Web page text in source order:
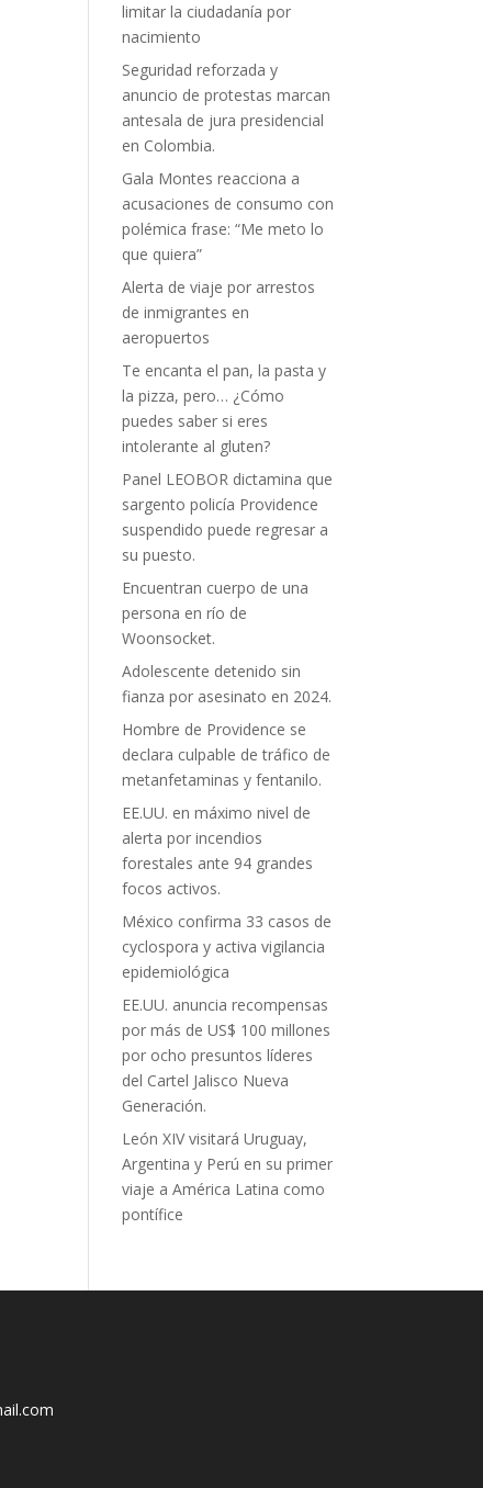
limitar la ciudadanía por
nacimiento
Seguridad reforzada y
anuncio de protestas marcan
antesala de jura presidencial
en Colombia.
Gala Montes reacciona a
acusaciones de consumo con
polémica frase: “Me meto lo
que quiera”
Alerta de viaje por arrestos
de inmigrantes en
aeropuertos
Te encanta el pan, la pasta y
la pizza, pero… ¿Cómo
puedes saber si eres
intolerante al gluten?
Panel LEOBOR dictamina que
sargento policía Providence
suspendido puede regresar a
su puesto.
Encuentran cuerpo de una
persona en río de
Woonsocket.
Adolescente detenido sin
fianza por asesinato en 2024.
Hombre de Providence se
declara culpable de tráfico de
metanfetaminas y fentanilo.
EE.UU. en máximo nivel de
alerta por incendios
forestales ante 94 grandes
focos activos.
México confirma 33 casos de
cyclospora y activa vigilancia
epidemiológica
EE.UU. anuncia recompensas
por más de US$ 100 millones
por ocho presuntos líderes
del Cartel Jalisco Nueva
Generación.
León XIV visitará Uruguay,
Argentina y Perú en su primer
viaje a América Latina como
pontífice